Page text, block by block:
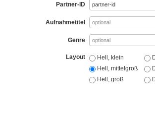
Partner-ID
Aufnahmetitel
Genre
Layout
Hell, klein
Hell, mittelgroß
Hell, groß